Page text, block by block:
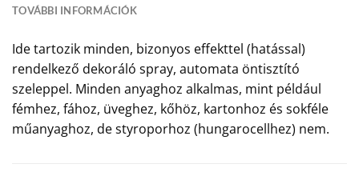
TOVÁBBI INFORMÁCIÓK
Ide tartozik minden, bizonyos effekttel (hatással)
rendelkező dekoráló spray, automata öntisztító
szeleppel. Minden anyaghoz alkalmas, mint például
fémhez, fához, üveghez, kőhöz, kartonhoz és sokféle
műanyaghoz, de styroporhoz (hungarocellhez) nem.